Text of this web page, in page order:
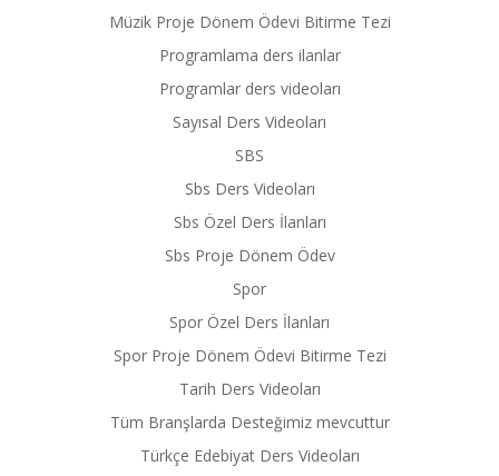
Müzik Proje Dönem Ödevi Bitirme Tezi
Programlama ders ilanlar
Programlar ders videoları
Sayısal Ders Videoları
SBS
Sbs Ders Videoları
Sbs Özel Ders İlanları
Sbs Proje Dönem Ödev
Spor
Spor Özel Ders İlanları
Spor Proje Dönem Ödevi Bitirme Tezi
Tarih Ders Videoları
Tüm Branşlarda Desteğimiz mevcuttur
Türkçe Edebiyat Ders Videoları